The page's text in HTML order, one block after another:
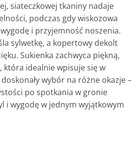
siateczkowej tkaniny nadaje
podczas gdy wiskozowa
i przyjemność noszenia.
sylwetkę, a kopertowy dekolt
Sukienka zachwyca piękną,
która idealnie wpisuje się w
wybór na różne okazje –
po spotkania w gronie
i wygodę w jednym wyjątkowym